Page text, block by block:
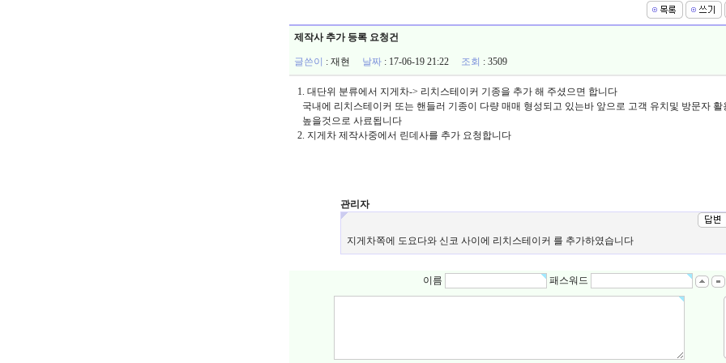
제작사 추가 등록 요청건
글쓴이 : 재현 날짜 : 17-06-19 21:22 조회 : 3509
1. 대단위 분류에서 지게차-> 리치스테이커 기종을 추가 해 주셨으면 합니다
국내에 리치스테이커 또는 핸들러 기종이 다량 매매 형성되고 있는바 앞으로 고객 유치및 방문자 활
높을것으로 사료됩니다
2. 지게차 제작사중에서 린데사를 추가 요청합니다
관리자
지게차쪽에 도요다와 신코 사이에 리치스테이커 를 추가하였습니다
이름 패스워드